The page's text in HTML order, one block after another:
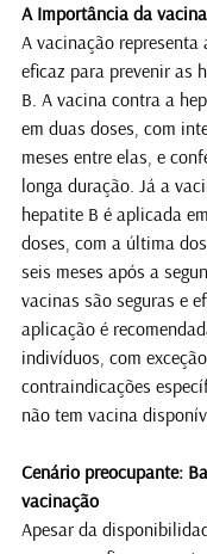
A Importância da
A vacinação representa
eficaz para prevenir as
B. A vacina contra a
em duas doses, com
meses entre elas, e
longa duração. Já a
hepatite B é aplicada
doses, com a última
seis meses após a
vacinas são seguras e
aplicação é
indivíduos, com
contraindicações
não tem vacina
Cenário preocupante:
vacinação
Apesar da